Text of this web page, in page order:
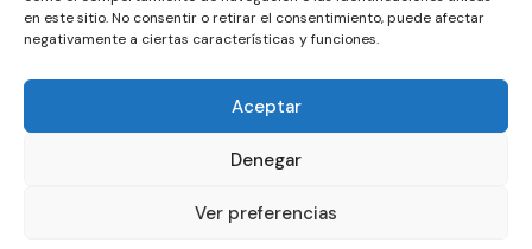
en este sitio. No consentir o retirar el consentimiento, puede afectar
negativamente a ciertas características y funciones.
Aceptar
Denegar
Ver preferencias
© La Servilleta - El Blog de Paco Prieto